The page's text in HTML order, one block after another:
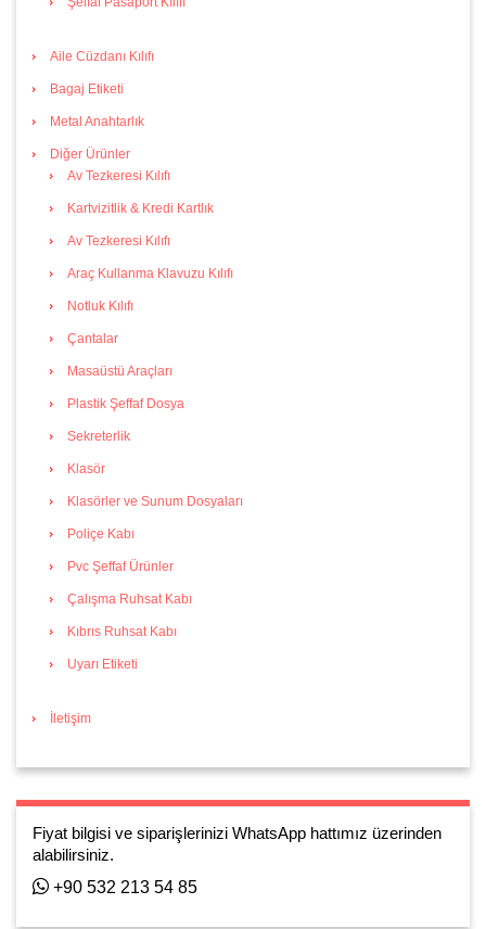
Aile Cüzdanı Kılıfı
Bagaj Etiketi
Metal Anahtarlık
Diğer Ürünler
Av Tezkeresi Kılıfı
Kartvizitlik & Kredi Kartlık
Av Tezkeresi Kılıfı
Araç Kullanma Klavuzu Kılıfı
Notluk Kılıfı
Çantalar
Masaüstü Araçları
Plastik Şeffaf Dosya
Sekreterlik
Klasör
Klasörler ve Sunum Dosyaları
Poliçe Kabı
Pvc Şeffaf Ürünler
Çalışma Ruhsat Kabı
Kıbrıs Ruhsat Kabı
Uyarı Etiketi
İletişim
Fiyat bilgisi ve siparişlerinizi WhatsApp hattımız üzerinden
alabilirsiniz.
+90 532 213 54 85